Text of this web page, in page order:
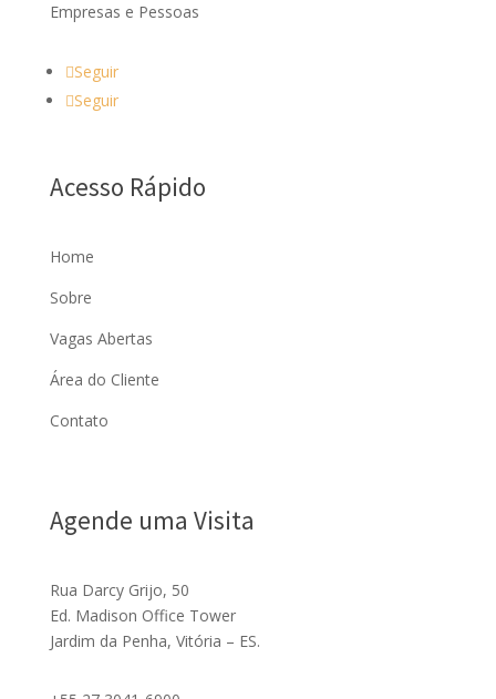
Empresas e Pessoas
Seguir
Seguir
Acesso Rápido
Home
Sobre
Vagas Abertas
Área do Cliente
Contato
Agende uma Visita
Rua Darcy Grijo, 50
Ed. Madison Office Tower
Jardim da Penha, Vitória – ES.